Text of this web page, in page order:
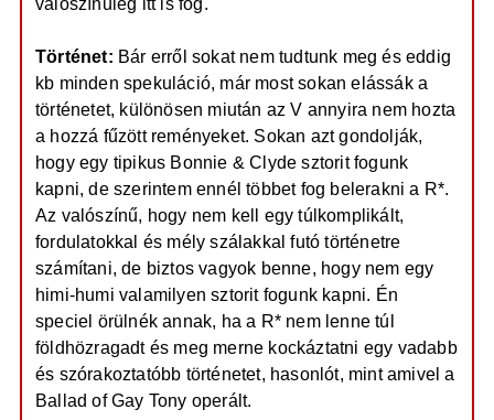
Történet: Bár erről sokat nem tudtunk meg és eddig
kb minden spekuláció, már most sokan elássák a
történetet, különösen miután az V annyira nem hozta
a hozzá fűzött reményeket. Sokan azt gondolják,
hogy egy tipikus Bonnie & Clyde sztorit fogunk
kapni, de szerintem ennél többet fog belerakni a R*.
Az valószínű, hogy nem kell egy túlkomplikált,
fordulatokkal és mély szálakkal futó történetre
számítani, de biztos vagyok benne, hogy nem egy
himi-humi valamilyen sztorit fogunk kapni. Én
speciel örülnék annak, ha a R* nem lenne túl
földhözragadt és meg merne kockáztatni egy vadabb
és szórakoztatóbb történetet, hasonlót, mint amivel a
Ballad of Gay Tony operált.